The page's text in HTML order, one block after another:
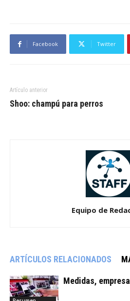
Facebook Twitter
Artículo anterior
Shoo: champú para perros
Equipo de
ARTÍCULOS RELACIONADOS
Medidas,